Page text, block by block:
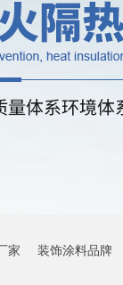
家 装饰涂料品牌